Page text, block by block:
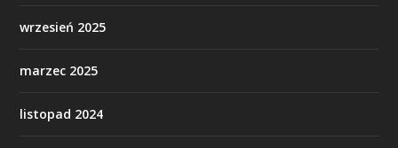
wrzesień 2025
marzec 2025
listopad 2024